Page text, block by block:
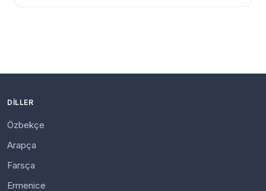
DILLER
Özbekçe
Arapça
Farsça
Ermenice